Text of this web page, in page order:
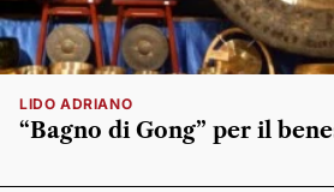
LIDO ADRIANO
“Bagno di Gong” per il